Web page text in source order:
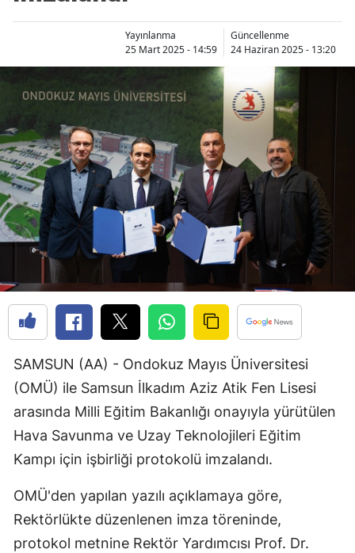
Balıkesir
Bingöl
Bolu
Burdur
Bursa
Çanakkale
Çankırı
Çorum
Denizli
Diyarbakır
Edirne
Elazığ
Erzincan
Erzurum
Yayınlanma
25 Mart 2025 - 14:59
Güncellenme
24 Haziran 2025 - 13:20
SAMSUN (AA) - Ondokuz Mayıs Üniversitesi
(OMÜ) ile Samsun İlkadım Aziz Atik Fen Lisesi
arasında Milli Eğitim Bakanlığı onayıyla yürütülen
Hava Savunma ve Uzay Teknolojileri Eğitim
Kampı için işbirliği protokolü imzalandı.
OMÜ'den yapılan yazılı açıklamaya göre,
Rektörlükte düzenlenen imza töreninde,
protokol metnine Rektör Yardımcısı Prof. Dr.